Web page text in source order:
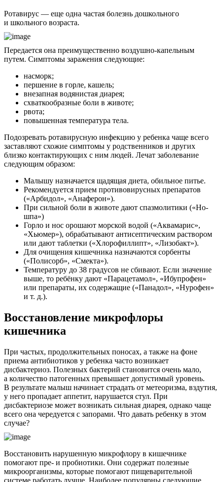
Ротавирус — еще одна частая болезнь дошкольного
и школьного возраста.
Передается она преимущественно воздушно-капельным
путем. Симптомы заражения следующие:
насморк;
першение в горле, кашель;
внезапная водянистая диарея;
схваткообразные боли в животе;
рвота;
повышенная температура тела.
Подозревать ротавирусную инфекцию у ребенка чаще всего
заставляют схожие симптомы у родственников и других
близко контактирующих с ним людей. Лечат заболевание
следующим образом:
Малышу назначается щадящая диета, обильное питье.
Рекомендуется прием противовирусных препаратов
(«Арбидол», «Анаферон»).
При сильной боли в животе дают спазмолитики («Но-
шпа»)
Горло и нос орошают морской водой («Аквамарис»,
«Хьюмер»), обрабатывают антисептическим раствором
или дают таблетки («Хлорофиллипт», «Лизобакт»).
Для очищения кишечника назначаются сорбенты
(«Полисорб», «Смекта»).
Температуру до 38 градусов не сбивают. Если значение
выше, то ребёнку дают «Парацетамол», «Ибупрофен»
или препараты, их содержащие («Панадол», «Нурофен»
и т. д.).
Восстановление микрофлоры
кишечника
При частых, продолжительных поносах, а также на фоне
приема антибиотиков у ребенка часто возникает
дисбактериоз. Полезных бактерий становится очень мало,
а количество патогенных превышает допустимый уровень.
В результате малыш начинает страдать от метеоризма, вздутия,
у него пропадает аппетит, нарушается стул. При
дисбактериозе может возникать сильная диарея, однако чаще
всего она чередуется с запорами. Что давать ребенку в этом
случае?
Восстановить нарушенную микрофлору в кишечнике
помогают пре- и пробиотики. Они содержат полезные
микроорганизмы, которые помогают пищеварительной
системе работать лучше. Наиболее популярны следующие